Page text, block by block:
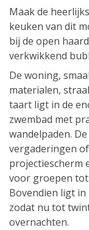
Maak de
keuken van dit
bij de open
verkwikkend
De woning,
materialen,
taart ligt in de
zwembad met
wandelpaden.
vergaderingen
projectiescherm
voor groepen
Bovendien ligt
zodat nu tot
overnachten.